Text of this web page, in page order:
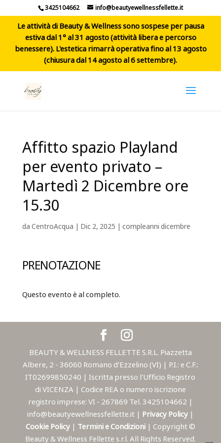
3425104662 info@beautyewellnessfellette.it
Le attività di Beauty & Wellness sono sospese per pausa
estiva dal 1° al 31 agosto (attività libera e percorso
benessere). L'estetica rimarrà operativa fino al 13 agosto
(chiusura dal 14 agosto al 6 settembre).
Affitto spazio Playland
per evento privato –
Martedì 2 Dicembre ore
15.30
daCentroAcqua | Dic 2, 2025 | compleanni dicembre
PRENOTAZIONE
Questo evento è al completo.
BEAUTY & WELLNESS FELLETTE S.R.L. Piazzetta
Albere, 2 - 36060 Romano d'Ezzelino (VI) | P.I.: e C.F.:
IT02699850240 | Iscritta presso l'Ufficio Registro
di VICENZA | Codice REA o numero iscrizione
registro imprese: VI - 267869 Tel. 3425104662 |
info@beautyewellnessfellette.it | Privacy Policy |
Cookie Policy | Termini e Condizioni | Copyright ©
Beauty & Wellness Fellette s.r.l. All Rights Reserved.